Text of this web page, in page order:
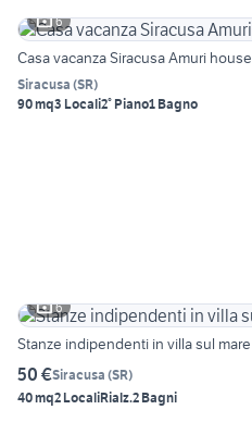
6
Casa vacanza Siracusa Amuri house
Siracusa (SR)
90 mq3 Locali2° Piano1 Bagno
6
Stanze indipendenti in villa sul mare
50 €Siracusa (SR)
40 mq2 LocaliRialz.2 Bagni